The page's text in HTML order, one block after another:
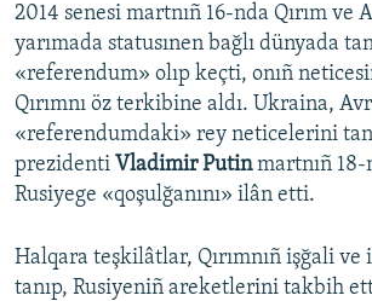
2014 senesi martnıñ 16-nda Qırım ve
yarımada statusınen bağlı dünyada
«referendum» olıp keçti, onıñ
Qırımnı öz terkibine aldı. Ukraina,
«referendumdaki» rey neticelerini
prezidenti Vladimir Putinmartnıñ 18-
Rusiyege «qoşulğanını» ilân etti.
Halqara teşkilâtlar, Qırımnıñ işğali ve
tanıp, Rusiyeniñ areketlerini takbih